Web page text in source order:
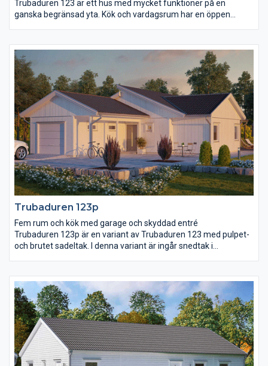
Trubaduren 123 är ett hus med mycket funktioner på en
ganska begränsad yta. Kök och vardagsrum har en öppen
hela garaget och från garaget går det också att ta sig direkt in i
huset, via rummet för klädvård. I den här delen av huset finns
två sovrum, wc och ett allrum. Det större sovrummet ligger i
anslutning till vardagsrummet och här finns även ett rymligt
badrum och en stor klädkammare.
Trubaduren 123p
Fem rum och kök med garage och skyddad entré
Trubaduren 123p är en variant av Trubaduren 123 med pulpet-
och brutet sadeltak. I denna variant är ingår snedtak i
har en öppen planlösning med en gemensam matplats för alla
tillfällen. Entrén ligger ordentligt skyddad under ett tak som
löper längs hela garaget och från garaget går det också att ta
sig direkt in i huset, via rummet för klädvård. I den här delen av
huset finns två sovrum, WC och ett allrum.